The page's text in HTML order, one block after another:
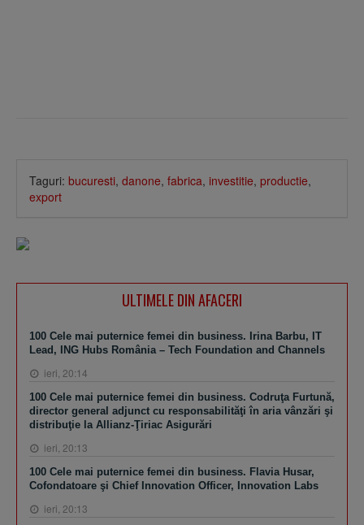
Taguri: bucuresti, danone, fabrica, investitie, productie,
export
ULTIMELE DIN AFACERI
100 Cele mai puternice femei din business. Irina Barbu, IT
Lead, ING Hubs România – Tech Foundation and Channels
ieri, 20:14
100 Cele mai puternice femei din business. Codruţa Furtună,
director general adjunct cu responsabilităţi în aria vânzări şi
distribuţie la Allianz-Ţiriac Asigurări
ieri, 20:13
100 Cele mai puternice femei din business. Flavia Husar,
Cofondatoare şi Chief Innovation Officer, Innovation Labs
ieri, 20:13